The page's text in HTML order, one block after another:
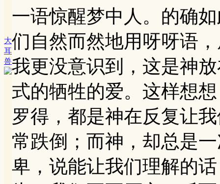
大
耳
兽
一语惊醒梦中人。的确
们自然而然地用呀呀语
我更没意识到，这是神
式的牺牲的爱。这样想
罗得，都是神在反复让
常跌倒；而神，却总是
卑，说能让我们理解的